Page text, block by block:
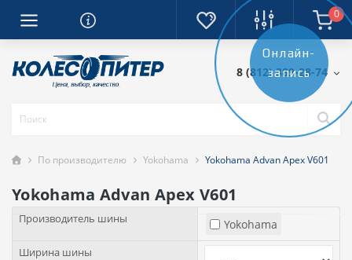
0
8 (812) 389-28-74
По производителю Yokohama Yokohama Advan Apex V601
Yokohama Advan Apex V601
Производитель шины Yokohama
Ширина шины
Онлайн-
запись